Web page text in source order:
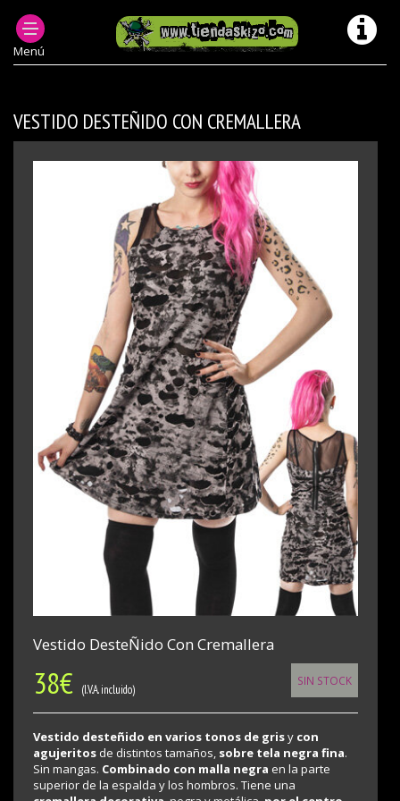
Menú
PRODUCTOS DESCATALOGADOS
CHICA VESTIDOS MODELOS ANTERIORES/ DESCATALOGADOS
VESTIDO DESTEÑIDO CON CREMALLERA
Vestido DesteÑido Con Cremallera
38€ (I.V.A. incluido)
SIN STOCK
Vestido desteñido en varios tonos de grisy con
agujeritos de distintos tamaños, sobre tela negra fina.
Sin mangas. Combinado con malla negra en la parte
superior de la espalda y los hombros. Tiene una